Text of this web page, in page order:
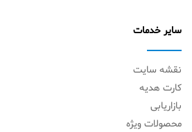
سایر خدمات
نقشه سایت
کارت هدیه
بازاریابی
محصولات ویژه